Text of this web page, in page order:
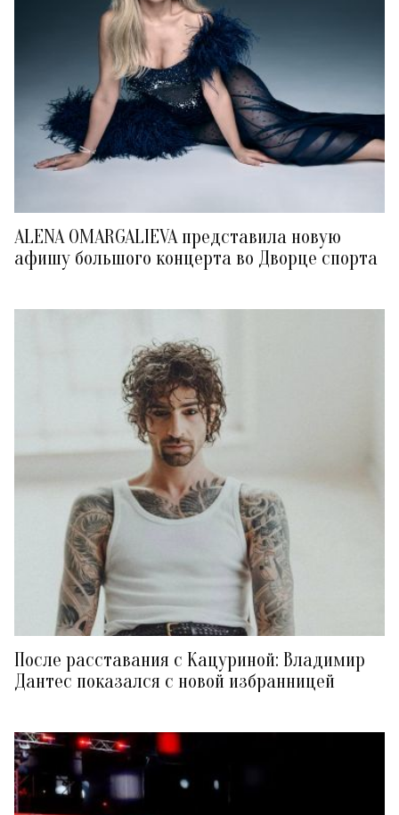
ALENA OMARGALIEVA представила новую
афишу большого концерта во Дворце спорта
После расставания с Кацуриной: Владимир
Дантес показался с новой избранницей